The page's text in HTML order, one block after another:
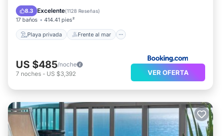
8.3 Excelente(1128 Reseñas)
17 baños 414.41 pies²
Playa privada Frente al mar
Desayuno
Aparcamiento
US $485/noche
7 noches - US $3,392 VER OFERTA